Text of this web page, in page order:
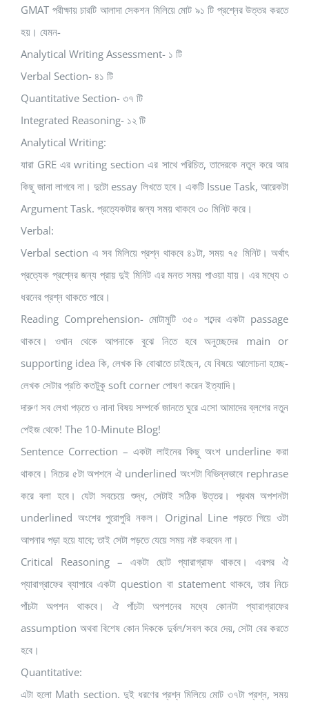
GMAT পরীক্ষায় চারটি আলাদা সেকশন মিলিয়ে মোট ৯১ টি প্রশ্নের উত্তর করতে
হয়। যেমন-
Analytical Writing Assessment- ১ টি
Verbal Section- ৪১ টি
Quantitative Section- ৩৭ টি
Integrated Reasoning- ১২ টি
Analytical Writing:
যারা GRE এর writing section এর সাথে পরিচিত, তাদেরকে নতুন করে আর
কিছু জানা লাগবে না। দুটো essay লিখতে হবে। একটি Issue Task, আরেকটা
Argument Task. প্রত্যেকটার জন্য সময় থাকবে ৩০ মিনিট করে।
Verbal:
Verbal section এ সব মিলিয়ে প্রশ্ন থাকবে ৪১টা, সময় ৭৫ মিনিট। অর্থাৎ
প্রত্যেক প্রশ্নের জন্য প্রায় দুই মিনিট এর মনত সময় পাওয়া যায়। এর মধ্যে ৩
ধরনের প্রশ্ন থাকতে পারে।
Reading Comprehension- মোটামুটি ৩৫০ শব্দের একটা passage
থাকবে। ওখান থেকে আপনাকে বুঝে নিতে হবে অনুচ্ছেদের main or
supporting idea কি, লেখক কি বোঝাতে চাইছেন, যে বিষয়ে আলোচনা হচ্ছে-
লেখক সেটার প্রতি কতটুকু soft corner পোষণ করেন ইত্যাদি।
দারুণ সব লেখা পড়তে ও নানা বিষয় সম্পর্কে জানতে ঘুরে এসো আমাদের ব্লগের নতুন
পেইজ থেকে! The 10-Minute Blog!
Sentence Correction – একটা লাইনের কিছু অংশ underline করা
থাকবে। নিচের ৫টা অপশনে ঐ underlined অংশটা বিভিন্নভাবে rephrase
করে বলা হবে। যেটা সবচেয়ে শুদ্ধ, সেটাই সঠিক উত্তর। প্রথম অপশনটা
underlined অংশের পুরোপুরি নকল। Original Line পড়তে গিয়ে ওটা
আপনার পড়া হয়ে যাবে; তাই সেটা পড়তে যেয়ে সময় নষ্ট করবেন না।
Critical Reasoning – একটা ছোট প্যারাগ্রাফ থাকবে। এরপর ঐ
প্যারাগ্রাফের ব্যাপারে একটা question বা statement থাকবে, তার নিচে
পাঁচটা অপশন থাকবে। ঐ পাঁচটা অপশনের মধ্যে কোনটা প্যারাগ্রাফের
assumption অথবা বিশেষ কোন দিককে দুর্বল/সবল করে দেয়, সেটা বের করতে
হবে।
Quantitative:
এটা হলো Math section. দুই ধরণের প্রশ্ন মিলিয়ে মোট ৩৭টা প্রশ্ন, সময়